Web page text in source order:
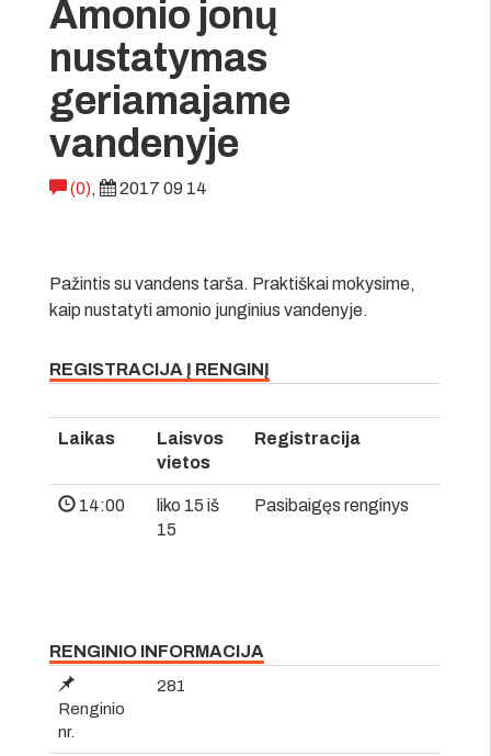
Amonio jonų
nustatymas
geriamajame
vandenyje
(0), 2017 09 14
Pažintis su vandens tarša. Praktiškai mokysime,
kaip nustatyti amonio junginius vandenyje.
REGISTRACIJA Į RENGINĮ
Laikas
Laisvos
vietos
Registracija
14:00
liko 15 iš
15
Pasibaigęs renginys
RENGINIO INFORMACIJA
Renginio
nr.
281